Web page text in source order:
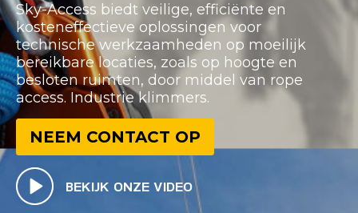
Sky-Access biedt veilige, efficiënte en
kosteneffectieve oplossingen voor
technische werkzaamheden op moeilijk
bereikbare locaties, zoals op hoogte en
besloten ruimten, door middel van rope
access. Industrie klimmers.
NEEM CONTACT OP
BEKIJK ONZE VIDEO